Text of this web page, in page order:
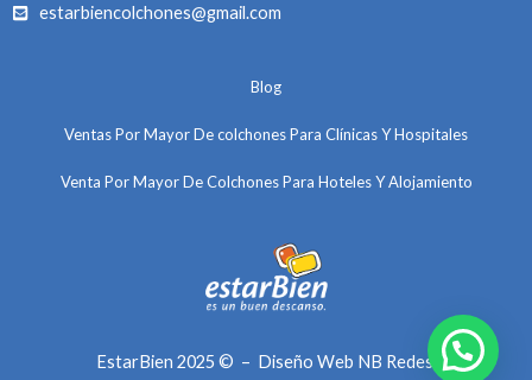
estarbiencolchones@gmail.com
Blog
Ventas Por Mayor De colchones Para Clínicas Y Hospitales
Venta Por Mayor De Colchones Para Hoteles Y Alojamiento
EstarBien 2025 © – Diseño Web NB Redes